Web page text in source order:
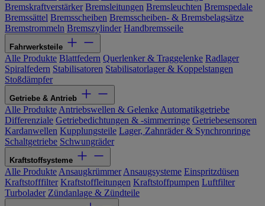
Bremskraftverstärker Bremsleitungen Bremsleuchten Bremspedale
Bremssättel Bremsscheiben Bremsscheiben- & Bremsbelagsätze
Bremstrommeln Bremszylinder Handbremsseile
Fahrwerksteile
Alle Produkte Blattfedern Querlenker & Traggelenke Radlager
Spiralfedern Stabilisatoren Stabilisatorlager & Koppelstangen
Stoßdämpfer
Getriebe & Antrieb
Alle Produkte Antriebswellen & Gelenke Automatikgetriebe
Differenziale Getriebedichtungen & -simmerringe Getriebesensoren
Kardanwellen Kupplungsteile Lager, Zahnräder & Synchronringe
Schaltgetriebe Schwungräder
Kraftstoffsysteme
Alle Produkte Ansaugkrümmer Ansaugsysteme Einspritzdüsen
Kraftstofffilter Kraftstoffleitungen Kraftstoffpumpen Luftfilter
Turbolader Zündanlage & Zündteile